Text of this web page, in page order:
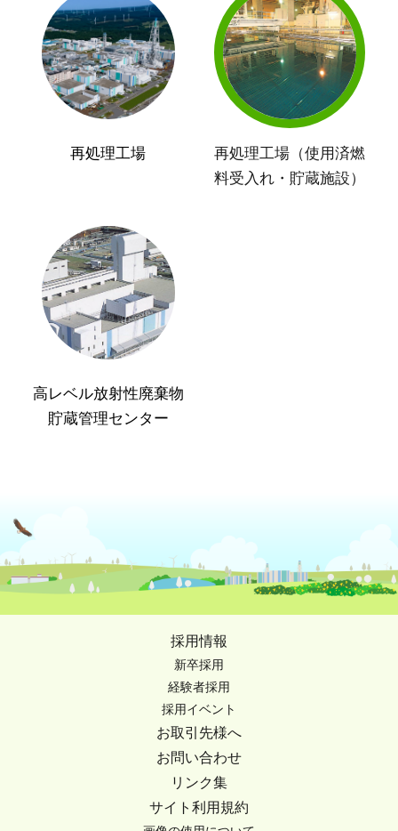
再処理工場
再処理工場（使用済燃
料受入れ・貯蔵施設）
高レベル放射性廃棄物
貯蔵管理センター
採用情報
新卒採用
経験者採用
採用イベント
お取引先様へ
お問い合わせ
リンク集
サイト利用規約